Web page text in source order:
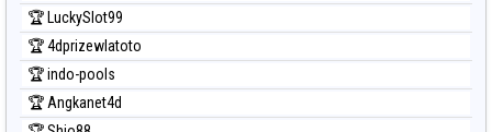
🏆 LuckySlot99
🏆 4dprizewlatoto
🏆 indo-pools
🏆 Angkanet4d